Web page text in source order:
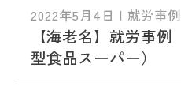
2022年5月4日 | 就労事例
【海老名】就労事
型食品スーパー）